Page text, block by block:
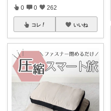
0 0 262
コレ いいね